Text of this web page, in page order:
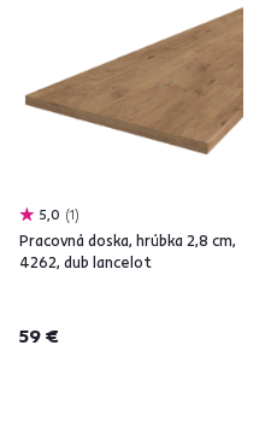
5,0 1
Pracovná doska, hrúbka 2,8 cm,
4262, dub lancelot
59 €